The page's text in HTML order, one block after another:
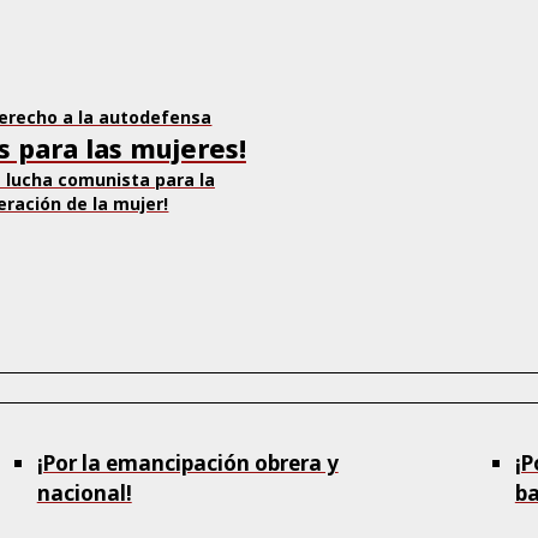
a la autodefensa
para las mujeres!
lucha comunista para la
de la mujer!
¡Por la emancipación obrera y
nacional!